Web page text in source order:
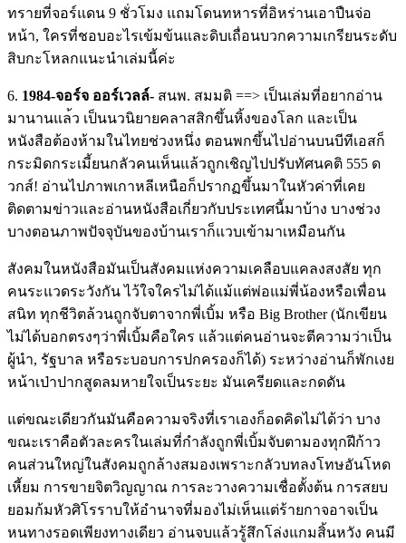
ทรายที่จอร์แดน 9 ชั่วโมง แถมโดนทหารที่อิหร่านเอาปืนจ่อ
หน้า, ใครที่ชอบอะไรเข้มข้นและดิบเถื่อนบวกความเกรียนระดับ
สิบกะโหลกแนะนำเล่มนี้ค่ะ
6. 1984-จอร์จ ออร์เวลล์- สนพ. สมมติ ==> เป็นเล่มที่อยากอ่าน
มานานแล้ว เป็นนวนิยายคลาสสิกขึ้นหิ้งของโลก และเป็น
หนังสือต้องห้ามในไทยช่วงหนึ่ง ตอนพกขึ้นไปอ่านบนบีทีเอสก็
กระมิดกระเมี้ยนกลัวคนเห็นแล้วถูกเชิญไปปรับทัศนคติ 555 ด
วกส์! อ่านไปภาพเกาหลีเหนือก็ปรากฏขึ้นมาในหัวค่าที่เคย
ติดตามข่าวและอ่านหนังสือเกี่ยวกับประเทศนี้มาบ้าง บางช่วง
บางตอนภาพปัจจุบันของบ้านเราก็แวบเข้ามาเหมือนกัน
สังคมในหนังสือมันเป็นสังคมแห่งความเคลือบแคลงสงสัย ทุก
คนระแวดระวังกัน ไว้ใจใครไม่ได้แม้แต่พ่อแม่พี่น้องหรือเพื่อน
สนิท ทุกชีวิตล้วนถูกจับตาจากพี่เบิ้ม หรือ Big Brother (นักเขียน
ไม่ได้บอกตรงๆว่าพี่เบิ้มคือใคร แล้วแต่คนอ่านจะตีความว่าเป็น
ผู้นำ, รัฐบาล หรือระบอบการปกครองก็ได้) ระหว่างอ่านก็พักเงย
หน้าเป่าปากสูดลมหายใจเป็นระยะ มันเครียดและกดดัน
แต่ขณะเดียวกันมันคือความจริงที่เราเองก็อดคิดไม่ได้ว่า บาง
ขณะเราคือตัวละครในเล่มที่กำลังถูกพี่เบิ้มจับตามองทุกฝีก้าว
คนส่วนใหญ่ในสังคมถูกล้างสมองเพราะกลัวบทลงโทษอันโหด
เหี้ยม การขายจิตวิญญาณ การละวางความเชื่อตั้งต้น การสยบ
ยอมก้มหัวศิโรราบให้อำนาจที่มองไม่เห็นแต่ร้ายกาจอาจเป็น
หนทางรอดเพียงทางเดียว อ่านจบแล้วรู้สึกโล่งแกมสิ้นหวัง คนมี